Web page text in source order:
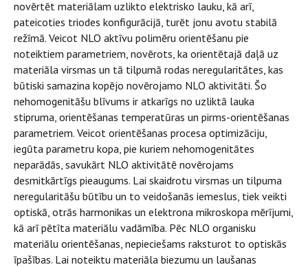
novērtēt materiālam uzlikto elektrisko lauku, kā arī,
pateicoties triodes konfigurācijā, turēt jonu avotu stabilā
režīmā. Veicot NLO aktīvu polimēru orientēšanu pie
noteiktiem parametriem, novērots, ka orientētajā daļā uz
materiāla virsmas un tā tilpumā rodas neregularitātes, kas
būtiski samazina kopējo novērojamo NLO aktivitāti. Šo
nehomogenitāšu blīvums ir atkarīgs no uzliktā lauka
stipruma, orientēšanas temperatūras un pirms-orientēšanas
parametriem. Veicot orientēšanas procesa optimizāciju,
iegūta parametru kopa, pie kuriem nehomogenitātes
neparādās, savukārt NLO aktivitātē novērojams
desmitkārtīgs pieaugums. Lai skaidrotu virsmas un tilpuma
neregularitāšu būtību un to veidošanās iemeslus, tiek veikti
optiskā, otrās harmonikas un elektrona mikroskopa mērījumi,
kā arī pētīta materiālu vadāmība. Pēc NLO organisku
materiālu orientēšanas, nepieciešams raksturot to optiskās
īpašības. Lai noteiktu materiāla biezumu un laušanas